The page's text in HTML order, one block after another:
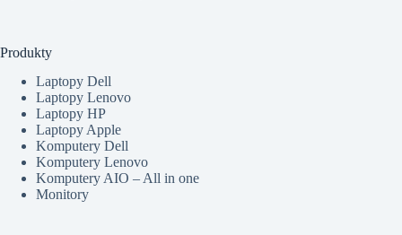
Produkty
Laptopy Dell
Laptopy Lenovo
Laptopy HP
Laptopy Apple
Komputery Dell
Komputery Lenovo
Komputery AIO – All in one
Monitory